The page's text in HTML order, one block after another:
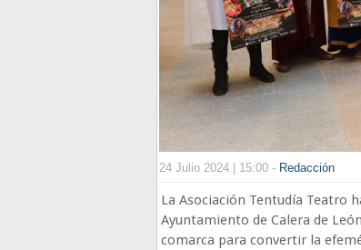
24 Julio 2024 | 15:00 - Redacción
La Asociación Tentudía Teatro
Ayuntamiento de Calera de
comarca para convertir la